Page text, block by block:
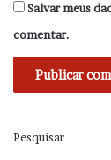
Salvar meus
comentar.
Pesquisar